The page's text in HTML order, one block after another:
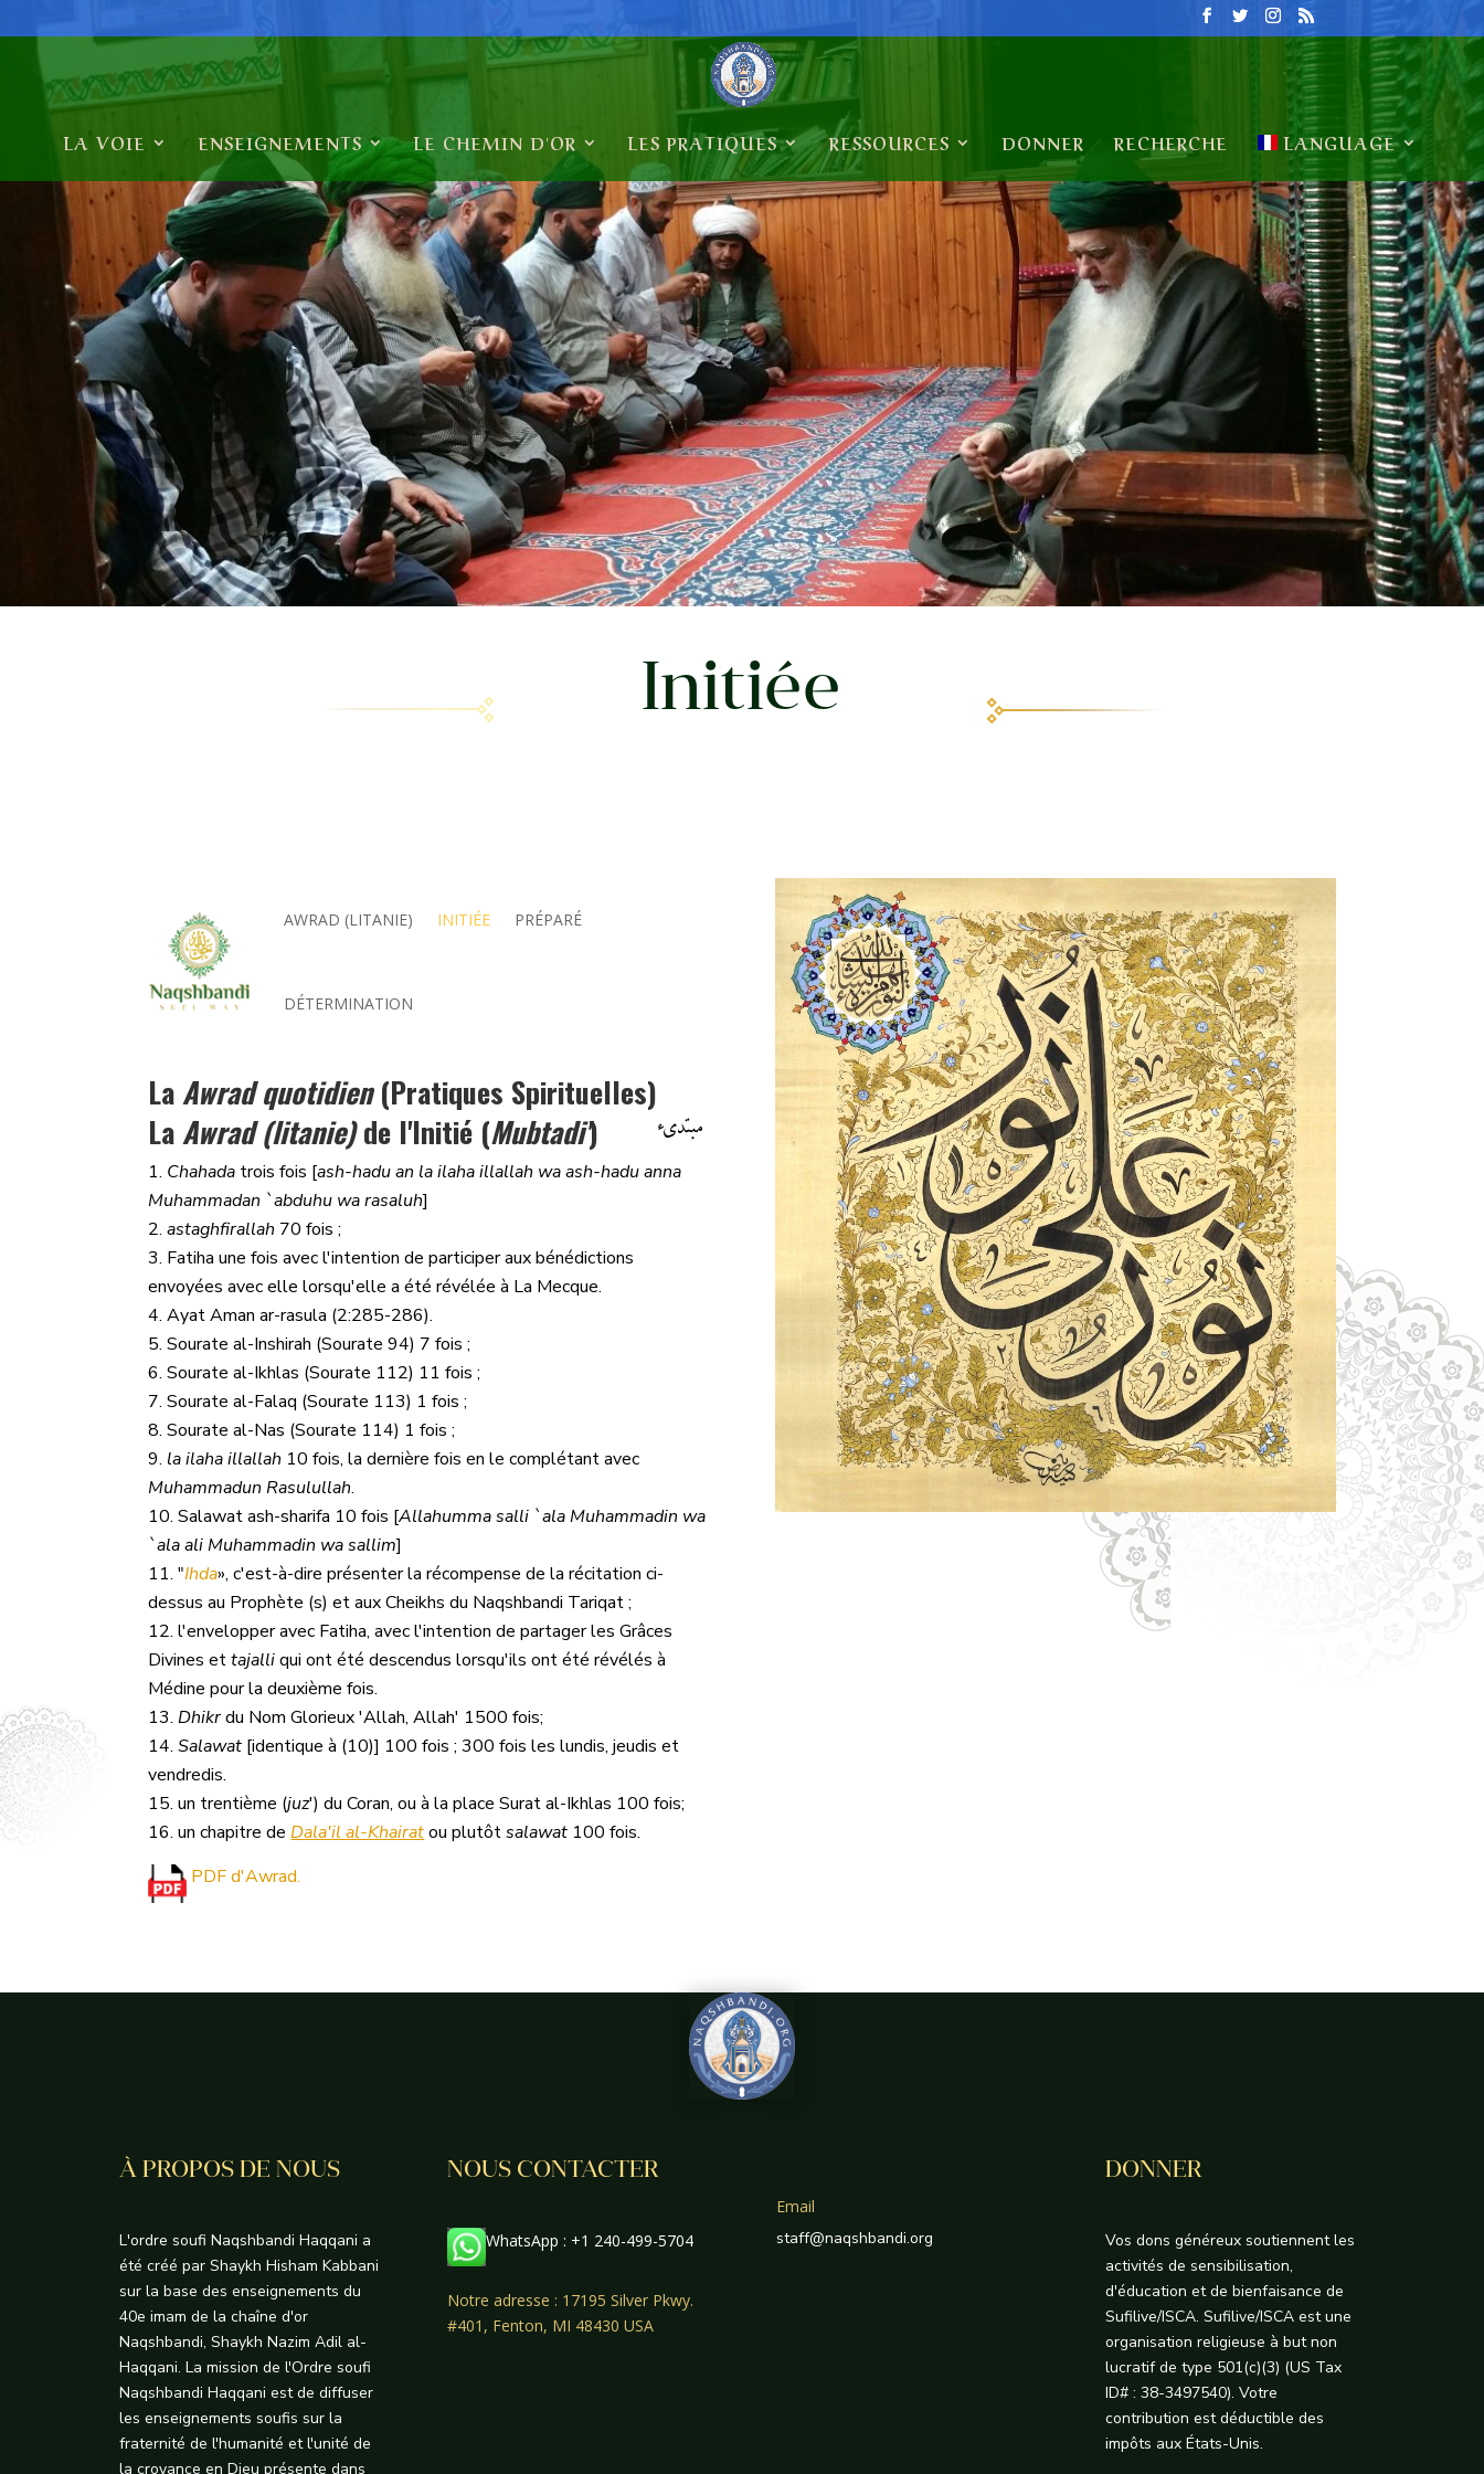
LA VOIE ENSEIGNEMENTS LE CHEMIN D'OR LES PRATIQUES RESSOURCES DONNER RECHERCHE LANGUAGE
Initiée
AWRAD (LITANIE) INITIÉE PRÉPARÉ
DÉTERMINATION
LaAwrad quotidien(Pratiques Spirituelles)
LaAwrad (litanie)de l'Initié (Mubtadi')
Chahada trois fois [ash-hadu an la ilaha illallah wa ash-hadu anna
Muhammadan `abduhu wa rasaluh]
astaghfirallah 70 fois ;
Fatiha une fois avec l'intention de participer aux bénédictions
envoyées avec elle lorsqu'elle a été révélée à La Mecque.
Ayat Aman ar-rasula (2:285-286).
Sourate al-Inshirah (Sourate 94) 7 fois ;
Sourate al-Ikhlas (Sourate 112) 11 fois ;
Sourate al-Falaq (Sourate 113) 1 fois ;
Sourate al-Nas (Sourate 114) 1 fois ;
la ilaha illallah 10 fois, la dernière fois en le complétant avec
Muhammadun Rasulullah.
Salawat ash-sharifa 10 fois [Allahumma salli `ala Muhammadin wa
`ala ali Muhammadin wa sallim]
"Ihda», c'est-à-dire présenter la récompense de la récitation ci-
dessus au Prophète (s) et aux Cheikhs du Naqshbandi Tariqat ;
l'envelopper avec Fatiha, avec l'intention de partager les Grâces
Divines ettajalliqui ont été descendus lorsqu'ils ont été révélés à
Médine pour la deuxième fois.
Dhikrdu Nom Glorieux 'Allah, Allah' 1500 fois;
Salawat [identique à (10)] 100 fois ; 300 fois les lundis, jeudis et
vendredis.
un trentième (juz') du Coran, ou à la place Surat al-Ikhlas 100 fois;
un chapitre de Dala'il al-Khairatou plutôtsalawat 100 fois.
PDF d'Awrad.
À PROPOS DE NOUS
L'ordre soufi Naqshbandi Haqqani a
été créé par Shaykh Hisham Kabbani
sur la base des enseignements du
40e imam de la chaîne d'or
Naqshbandi, Shaykh Nazim Adil al-
Haqqani. La mission de l'Ordre soufi
Naqshbandi Haqqani est de diffuser
les enseignements soufis sur la
fraternité de l'humanité et l'unité de
la croyance en Dieu présente dans
NOUS CONTACTER
WhatsApp : +1 240-499-5704
Notre adresse : 17195 Silver Pkwy.
#401, Fenton, MI 48430 USA
Email
staff@naqshbandi.org
DONNER
Vos dons généreux soutiennent les
activités de sensibilisation,
d'éducation et de bienfaisance de
Sufilive/ISCA. Sufilive/ISCA est une
organisation religieuse à but non
lucratif de type 501(c)(3) (US Tax
ID# : 38-3497540). Votre
contribution est déductible des
impôts aux États-Unis.